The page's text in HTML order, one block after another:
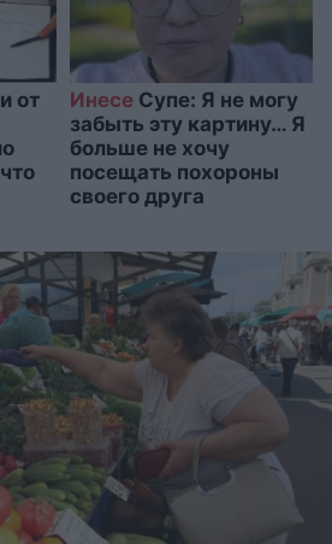
от
ИнесеСупе: Я не могу
забыть эту картину… Я
больше не хочу
посещать похороны
своего друга